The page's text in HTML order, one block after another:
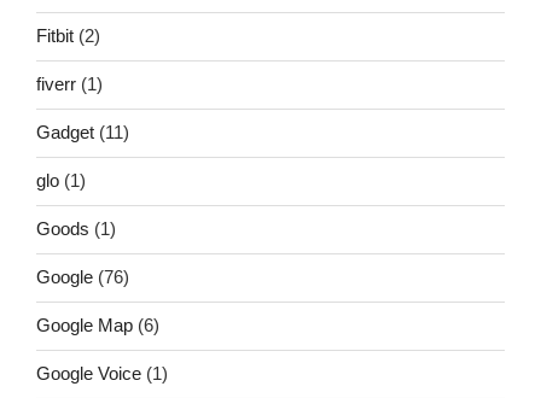
Fitbit (2)
fiverr (1)
Gadget (11)
glo (1)
Goods (1)
Google (76)
Google Map (6)
Google Voice (1)